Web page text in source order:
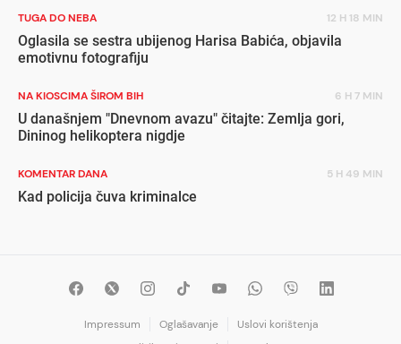
TUGA DO NEBA 12 H 18 MIN
Oglasila se sestra ubijenog Harisa Babića, objavila
emotivnu fotografiju
NA KIOSCIMA ŠIROM BIH 6 H 7 MIN
U današnjem "Dnevnom avazu" čitajte: Zemlja gori,
Dininog helikoptera nigdje
KOMENTAR DANA 5 H 49 MIN
Kad policija čuva kriminalce
Impressum Oglašavanje
Uslovi korištenja